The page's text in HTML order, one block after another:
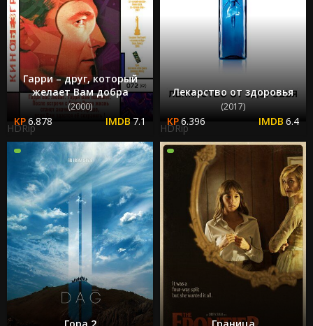
Гарри – друг, который
желает Вам добра
(2000)
6.878 7.1
HDRip
Лекарство от здоровья
(2017)
6.396 6.4
HDRip